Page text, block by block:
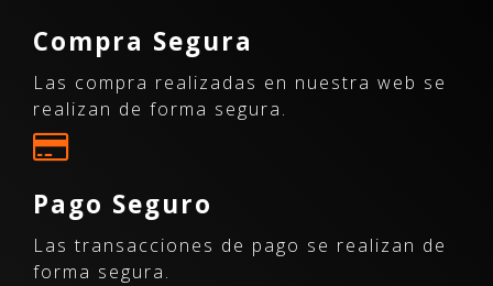
Compra Segura
Las compra realizadas en nuestra web se
realizan de forma segura.
Pago Seguro
Las transacciones de pago se realizan de
forma segura.